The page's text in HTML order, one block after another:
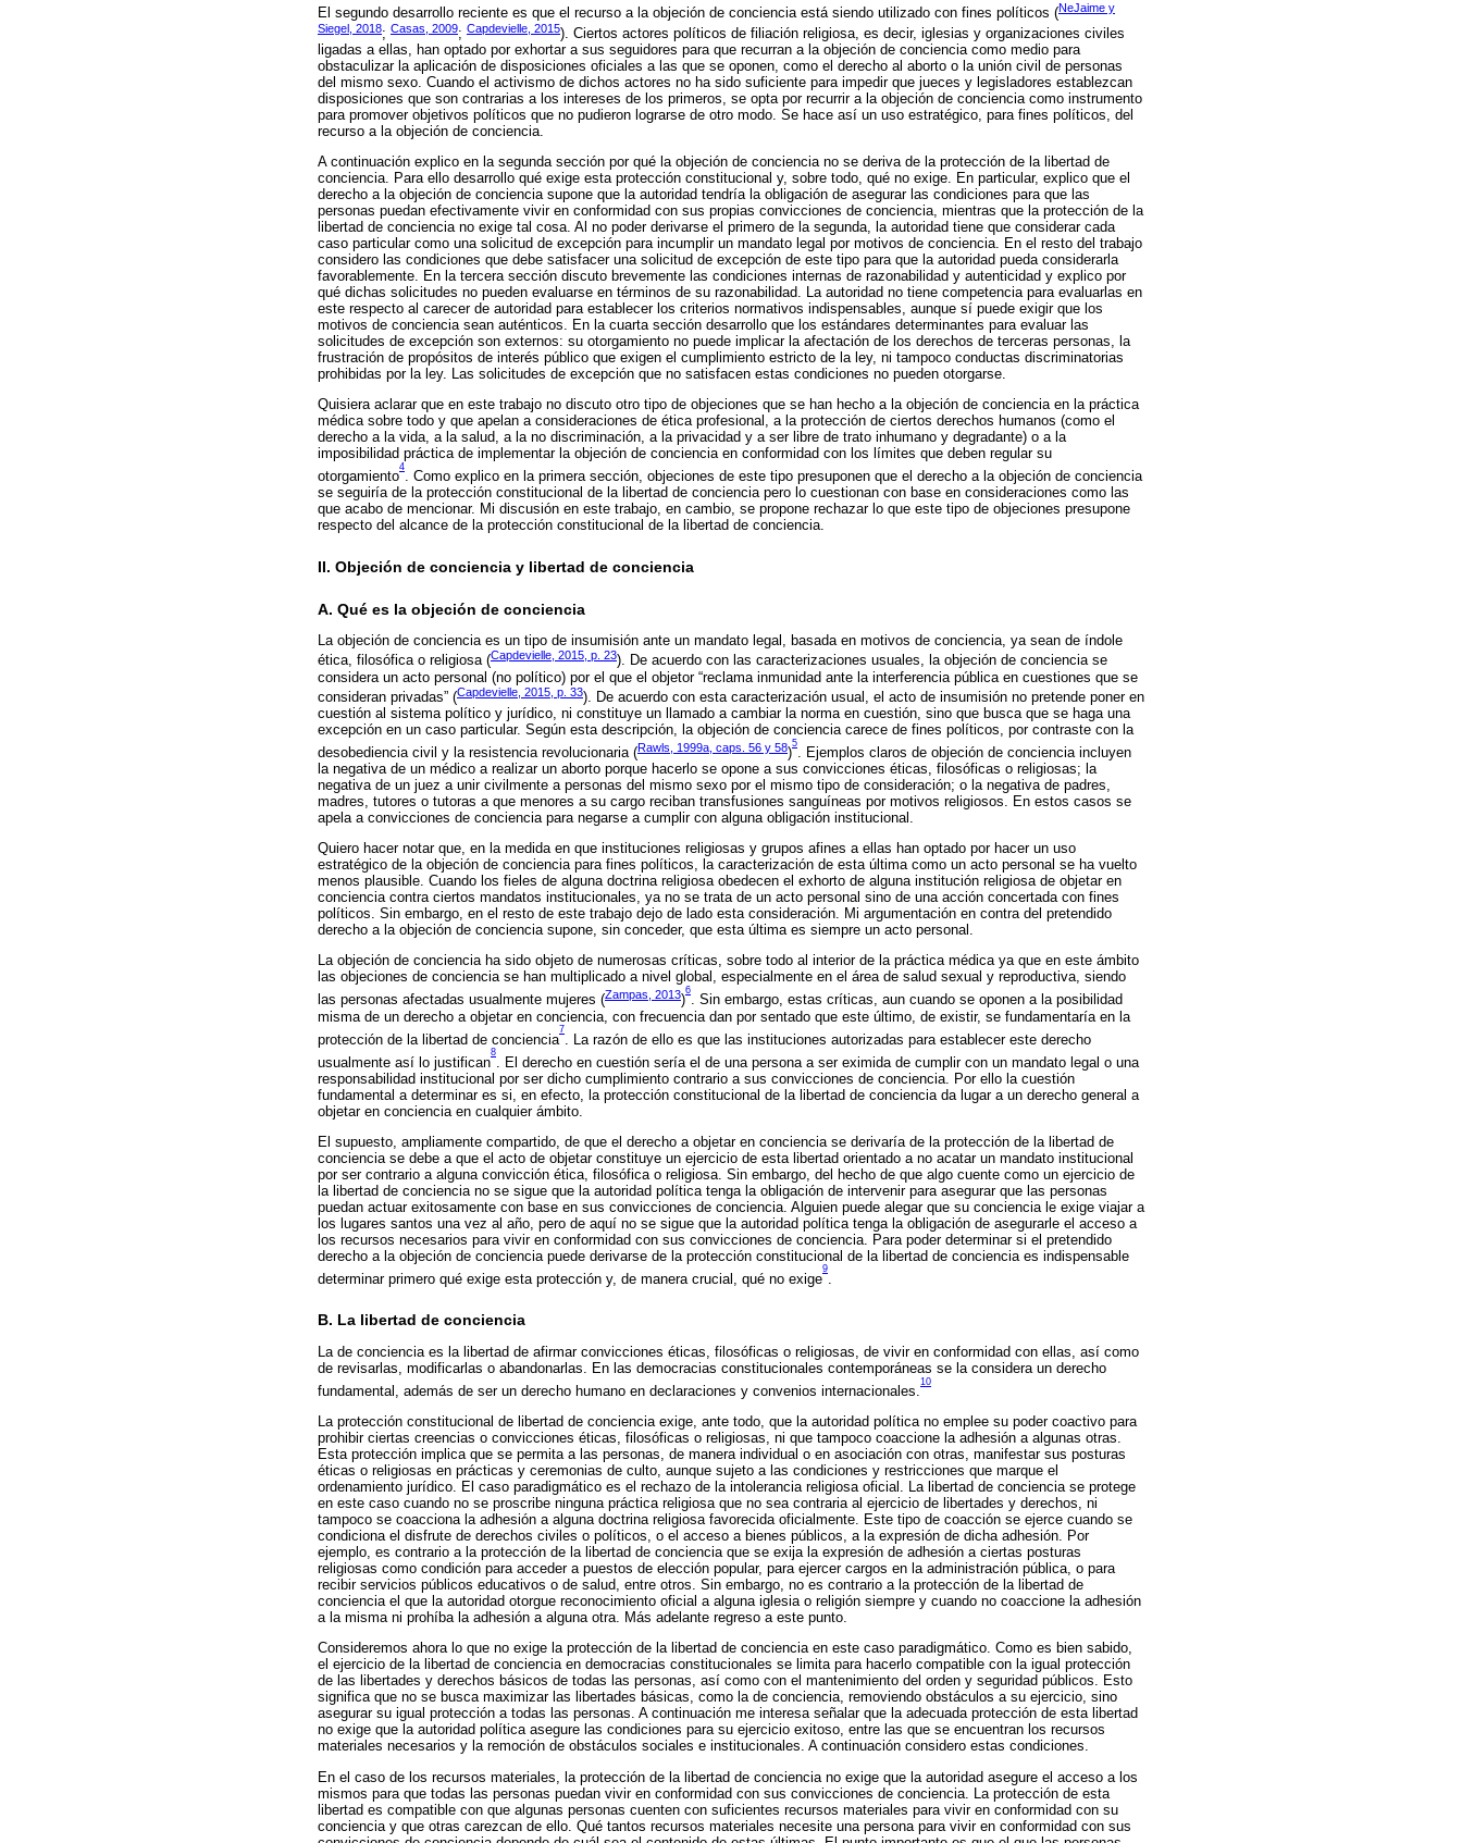
El segundo desarrollo reciente es que el recurso a la objeción de conciencia está siendo utilizado con fines políticos (NeJaime y
Siegel, 2018; Casas, 2009; Capdevielle, 2015). Ciertos actores políticos de filiación religiosa, es decir, iglesias y organizaciones civiles
ligadas a ellas, han optado por exhortar a sus seguidores para que recurran a la objeción de conciencia como medio para
obstaculizar la aplicación de disposiciones oficiales a las que se oponen, como el derecho al aborto o la unión civil de personas
del mismo sexo. Cuando el activismo de dichos actores no ha sido suficiente para impedir que jueces y legisladores establezcan
disposiciones que son contrarias a los intereses de los primeros, se opta por recurrir a la objeción de conciencia como instrumento
para promover objetivos políticos que no pudieron lograrse de otro modo. Se hace así un uso estratégico, para fines políticos, del
recurso a la objeción de conciencia.
A continuación explico en la segunda sección por qué la objeción de conciencia no se deriva de la protección de la libertad de
conciencia. Para ello desarrollo qué exige esta protección constitucional y, sobre todo, qué no exige. En particular, explico que el
derecho a la objeción de conciencia supone que la autoridad tendría la obligación de asegurar las condiciones para que las
personas puedan efectivamente vivir en conformidad con sus propias convicciones de conciencia, mientras que la protección de la
libertad de conciencia no exige tal cosa. Al no poder derivarse el primero de la segunda, la autoridad tiene que considerar cada
caso particular como una solicitud de excepción para incumplir un mandato legal por motivos de conciencia. En el resto del trabajo
considero las condiciones que debe satisfacer una solicitud de excepción de este tipo para que la autoridad pueda considerarla
favorablemente. En la tercera sección discuto brevemente las condiciones internas de razonabilidad y autenticidad y explico por
qué dichas solicitudes no pueden evaluarse en términos de su razonabilidad. La autoridad no tiene competencia para evaluarlas en
este respecto al carecer de autoridad para establecer los criterios normativos indispensables, aunque sí puede exigir que los
motivos de conciencia sean auténticos. En la cuarta sección desarrollo que los estándares determinantes para evaluar las
solicitudes de excepción son externos: su otorgamiento no puede implicar la afectación de los derechos de terceras personas, la
frustración de propósitos de interés público que exigen el cumplimiento estricto de la ley, ni tampoco conductas discriminatorias
prohibidas por la ley. Las solicitudes de excepción que no satisfacen estas condiciones no pueden otorgarse.
Quisiera aclarar que en este trabajo no discuto otro tipo de objeciones que se han hecho a la objeción de conciencia en la práctica
médica sobre todo y que apelan a consideraciones de ética profesional, a la protección de ciertos derechos humanos (como el
derecho a la vida, a la salud, a la no discriminación, a la privacidad y a ser libre de trato inhumano y degradante) o a la
imposibilidad práctica de implementar la objeción de conciencia en conformidad con los límites que deben regular su
otorgamiento
4
. Como explico en la primera sección, objeciones de este tipo presuponen que el derecho a la objeción de conciencia
se seguiría de la protección constitucional de la libertad de conciencia pero lo cuestionan con base en consideraciones como las
que acabo de mencionar. Mi discusión en este trabajo, en cambio, se propone rechazar lo que este tipo de objeciones presupone
respecto del alcance de la protección constitucional de la libertad de conciencia.
II. Objeción de conciencia y libertad de conciencia
A. Qué es la objeción de conciencia
La objeción de conciencia es un tipo de insumisión ante un mandato legal, basada en motivos de conciencia, ya sean de índole
ética, filosófica o religiosa (Capdevielle, 2015, p. 23). De acuerdo con las caracterizaciones usuales, la objeción de conciencia se
considera un acto personal (no político) por el que el objetor “reclama inmunidad ante la interferencia pública en cuestiones que se
consideran privadas” (Capdevielle, 2015, p. 33). De acuerdo con esta caracterización usual, el acto de insumisión no pretende poner en
cuestión al sistema político y jurídico, ni constituye un llamado a cambiar la norma en cuestión, sino que busca que se haga una
excepción en un caso particular. Según esta descripción, la objeción de conciencia carece de fines políticos, por contraste con la
desobediencia civil y la resistencia revolucionaria (Rawls, 1999a, caps. 56 y 58)
5
. Ejemplos claros de objeción de conciencia incluyen
la negativa de un médico a realizar un aborto porque hacerlo se opone a sus convicciones éticas, filosóficas o religiosas; la
negativa de un juez a unir civilmente a personas del mismo sexo por el mismo tipo de consideración; o la negativa de padres,
madres, tutores o tutoras a que menores a su cargo reciban transfusiones sanguíneas por motivos religiosos. En estos casos se
apela a convicciones de conciencia para negarse a cumplir con alguna obligación institucional.
Quiero hacer notar que, en la medida en que instituciones religiosas y grupos afines a ellas han optado por hacer un uso
estratégico de la objeción de conciencia para fines políticos, la caracterización de esta última como un acto personal se ha vuelto
menos plausible. Cuando los fieles de alguna doctrina religiosa obedecen el exhorto de alguna institución religiosa de objetar en
conciencia contra ciertos mandatos institucionales, ya no se trata de un acto personal sino de una acción concertada con fines
políticos. Sin embargo, en el resto de este trabajo dejo de lado esta consideración. Mi argumentación en contra del pretendido
derecho a la objeción de conciencia supone, sin conceder, que esta última es siempre un acto personal.
La objeción de conciencia ha sido objeto de numerosas críticas, sobre todo al interior de la práctica médica ya que en este ámbito
las objeciones de conciencia se han multiplicado a nivel global, especialmente en el área de salud sexual y reproductiva, siendo
las personas afectadas usualmente mujeres (Zampas, 2013)
6
. Sin embargo, estas críticas, aun cuando se oponen a la posibilidad
misma de un derecho a objetar en conciencia, con frecuencia dan por sentado que este último, de existir, se fundamentaría en la
protección de la libertad de conciencia
7
. La razón de ello es que las instituciones autorizadas para establecer este derecho
usualmente así lo justifican
8
. El derecho en cuestión sería el de una persona a ser eximida de cumplir con un mandato legal o una
responsabilidad institucional por ser dicho cumplimiento contrario a sus convicciones de conciencia. Por ello la cuestión
fundamental a determinar es si, en efecto, la protección constitucional de la libertad de conciencia da lugar a un derecho general a
objetar en conciencia en cualquier ámbito.
El supuesto, ampliamente compartido, de que el derecho a objetar en conciencia se derivaría de la protección de la libertad de
conciencia se debe a que el acto de objetar constituye un ejercicio de esta libertad orientado a no acatar un mandato institucional
por ser contrario a alguna convicción ética, filosófica o religiosa. Sin embargo, del hecho de que algo cuente como un ejercicio de
la libertad de conciencia no se sigue que la autoridad política tenga la obligación de intervenir para asegurar que las personas
puedan actuar exitosamente con base en sus convicciones de conciencia. Alguien puede alegar que su conciencia le exige viajar a
los lugares santos una vez al año, pero de aquí no se sigue que la autoridad política tenga la obligación de asegurarle el acceso a
los recursos necesarios para vivir en conformidad con sus convicciones de conciencia. Para poder determinar si el pretendido
derecho a la objeción de conciencia puede derivarse de la protección constitucional de la libertad de conciencia es indispensable
determinar primero qué exige esta protección y, de manera crucial, qué no exige
9
B. La libertad de conciencia
La de conciencia es la libertad de afirmar convicciones éticas, filosóficas o religiosas, de vivir en conformidad con ellas, así como
de revisarlas, modificarlas o abandonarlas. En las democracias constitucionales contemporáneas se la considera un derecho
fundamental, además de ser un derecho humano en declaraciones y convenios internacionales.
10
La protección constitucional de libertad de conciencia exige, ante todo, que la autoridad política no emplee su poder coactivo para
prohibir ciertas creencias o convicciones éticas, filosóficas o religiosas, ni que tampoco coaccione la adhesión a algunas otras.
Esta protección implica que se permita a las personas, de manera individual o en asociación con otras, manifestar sus posturas
éticas o religiosas en prácticas y ceremonias de culto, aunque sujeto a las condiciones y restricciones que marque el
ordenamiento jurídico. El caso paradigmático es el rechazo de la intolerancia religiosa oficial. La libertad de conciencia se protege
en este caso cuando no se proscribe ninguna práctica religiosa que no sea contraria al ejercicio de libertades y derechos, ni
tampoco se coacciona la adhesión a alguna doctrina religiosa favorecida oficialmente. Este tipo de coacción se ejerce cuando se
condiciona el disfrute de derechos civiles o políticos, o el acceso a bienes públicos, a la expresión de dicha adhesión. Por
ejemplo, es contrario a la protección de la libertad de conciencia que se exija la expresión de adhesión a ciertas posturas
religiosas como condición para acceder a puestos de elección popular, para ejercer cargos en la administración pública, o para
recibir servicios públicos educativos o de salud, entre otros. Sin embargo, no es contrario a la protección de la libertad de
conciencia el que la autoridad otorgue reconocimiento oficial a alguna iglesia o religión siempre y cuando no coaccione la adhesión
a la misma ni prohíba la adhesión a alguna otra. Más adelante regreso a este punto.
Consideremos ahora lo que no exige la protección de la libertad de conciencia en este caso paradigmático. Como es bien sabido,
el ejercicio de la libertad de conciencia en democracias constitucionales se limita para hacerlo compatible con la igual protección
de las libertades y derechos básicos de todas las personas, así como con el mantenimiento del orden y seguridad públicos. Esto
significa que no se busca maximizar las libertades básicas, como la de conciencia, removiendo obstáculos a su ejercicio, sino
asegurar su igual protección a todas las personas. A continuación me interesa señalar que la adecuada protección de esta libertad
no exige que la autoridad política asegure las condiciones para su ejercicio exitoso, entre las que se encuentran los recursos
materiales necesarios y la remoción de obstáculos sociales e institucionales. A continuación considero estas condiciones.
En el caso de los recursos materiales, la protección de la libertad de conciencia no exige que la autoridad asegure el acceso a los
mismos para que todas las personas puedan vivir en conformidad con sus convicciones de conciencia. La protección de esta
libertad es compatible con que algunas personas cuenten con suficientes recursos materiales para vivir en conformidad con su
conciencia y que otras carezcan de ello. Qué tantos recursos materiales necesite una persona para vivir en conformidad con sus